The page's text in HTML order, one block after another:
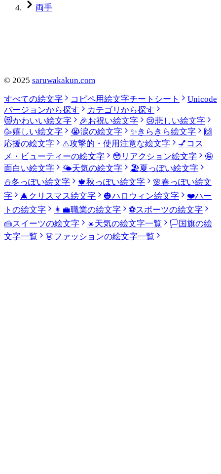
両手
© 2025 saruwakakun.com
すべての絵文字
コピペ用絵文字チートシート
Unicode
バージョンから探す
カテゴリから探す
😻かわいい絵文字 🎉お祝い絵文字 😢悲しい絵文字
🥳嬉しい絵文字 😭涙の絵文字 ✨きらきら絵文字
🙌
応援の絵文字
⚠️攻撃的・使用注意な絵文字 💅 コス
メ・ビューティーの絵文字
😳 リアクション絵文字
🤪
面白い絵文字
🌤️天気の絵文字 🏖️夏っぽい絵文字
⛄冬っぽい絵文字 🍁秋っぽい絵文字 🌸春っぽい絵文
字
🎄 クリスマス絵文字 🎃ハロウィン絵文字 ❤️ハー
トの絵文字
👩‍💼職業の絵文字 ⚽スポーツの絵文字
🍰スイーツの絵文字 ☀️天気の絵文字一覧 🏳️国旗の絵
文字一覧
👗ファッションの絵文字一覧